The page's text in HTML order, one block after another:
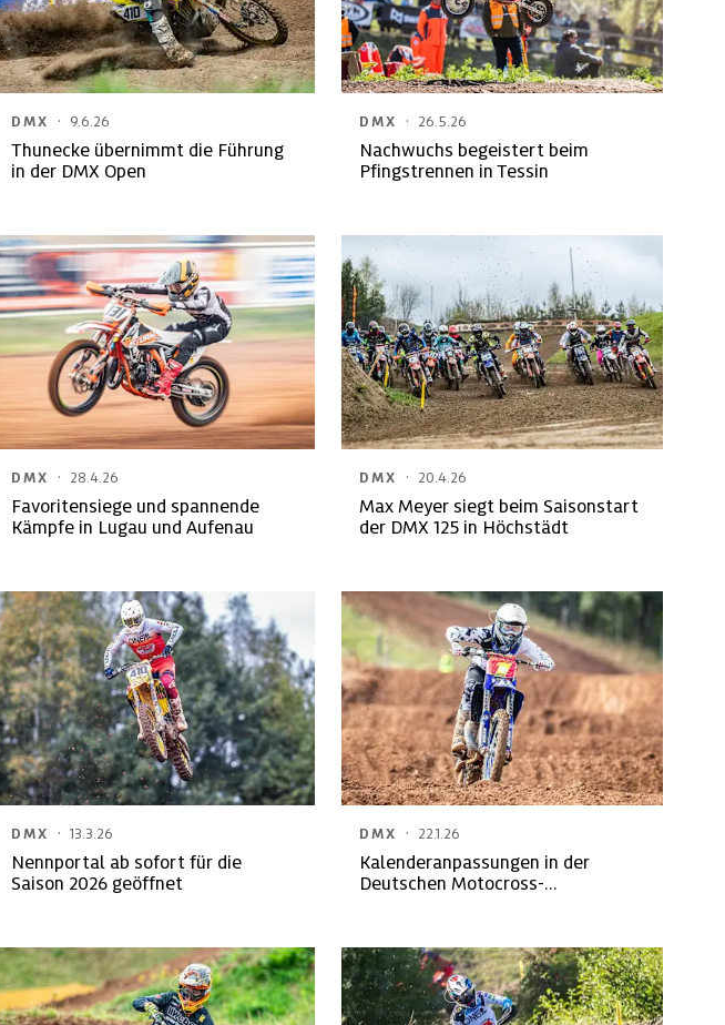
DMX · 9.6.26
Thunecke übernimmt die Führung
in der DMX Open
DMX · 26.5.26
Nachwuchs begeistert beim
Pfingstrennen in Tessin
DMX · 28.4.26
Favoritensiege und spannende
Kämpfe in Lugau und Aufenau
DMX · 20.4.26
Max Meyer siegt beim Saisonstart
der DMX 125 in Höchstädt
DMX · 13.3.26
Nennportal ab sofort für die
Saison 2026 geöffnet
DMX · 22.1.26
Kalenderanpassungen in der
Deutschen Motocross-